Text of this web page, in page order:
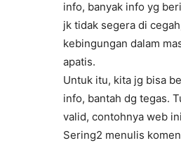
info, banyak info yg
jk tidak segera di
kebingungan dalam
apatis.
Untuk itu, kita jg bisa
info, bantah dg tegas.
valid, contohnya web
Sering2 menulis